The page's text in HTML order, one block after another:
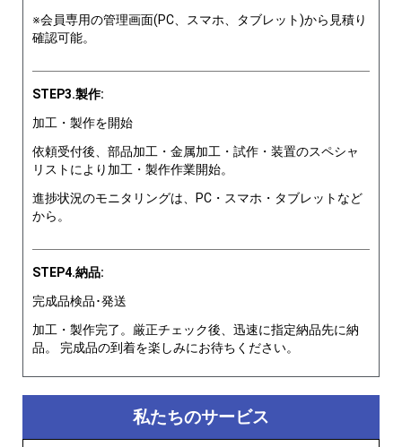
※会員専用の管理画面(PC、スマホ、タブレット)から見積り
確認可能。
STEP3.製作:
加工・製作を開始
依頼受付後、部品加工・金属加工・試作・装置のスペシャ
リストにより加工・製作作業開始。
進捗状況のモニタリングは、PC・スマホ・タブレットなど
から。
STEP4.納品:
完成品検品･発送
加工・製作完了。厳正チェック後、迅速に指定納品先に納
品。 完成品の到着を楽しみにお待ちください。
私たちのサービス